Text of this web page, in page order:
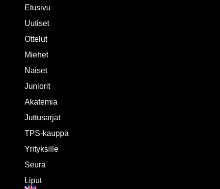
Etusivu
Uutiset
Ottelut
Miehet
Naiset
Juniorit
Akatemia
Juttusarjat
TPS-kauppa
Yrityksille
Seura
Liput